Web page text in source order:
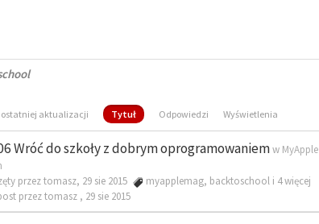
ostatniej aktualizacji Tytuł Odpowiedzi Wyświetlenia
Wróć do szkoły z dobrym oprogramowaniemw MyApple
przez tomasz, 29 sie 2015
myapplemag, backtoschool i 4 więcej
przez tomasz , 29 sie 2015